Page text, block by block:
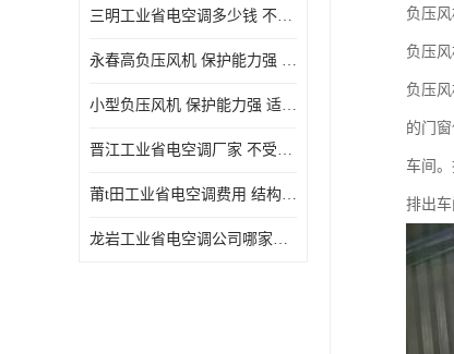
三明工业省电空调多少钱 不受管长限制 保持空气湿润
永春高负压风机 保护能力强 体积大 风道大
小型负压风机 保护能力强 适用面积广
晋江工业省电空调厂家 不受管长限制 节省占用空间
莆t田工业省电空调费用 结构紧凑 美观 能耗低 噪音小
龙岩工业省电空调公司哪家好 适应性强 维护简单
负压风
负压
负压
的门
车间
排出